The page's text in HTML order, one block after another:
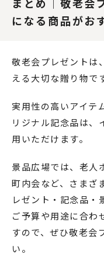
になる商品がお
敬老会プレゼントは
える大切な贈り物で
実用性の高いアイテ
リジナル記念品は、
用いただけます。
景品広場では、老人
町内会など、さまざ
レゼント・記念品・
ご予算や用途に合わ
すので、ぜひ敬老会
い。